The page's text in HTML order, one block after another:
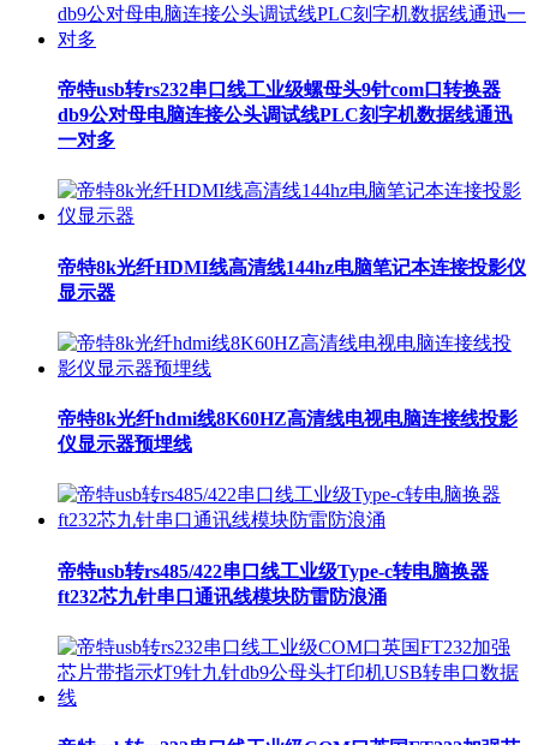
帝特usb转rs232串口线工业级螺母头9针com口转换器
db9公对母电脑连接公头调试线PLC刻字机数据线通迅
一对多
帝特8k光纤HDMI线高清线144hz电脑笔记本连接投影仪
显示器
帝特8k光纤hdmi线8K60HZ高清线电视电脑连接线投影
仪显示器预埋线
帝特usb转rs485/422串口线工业级Type-c转电脑换器
ft232芯九针串口通讯线模块防雷防浪涌